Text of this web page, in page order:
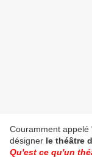
Couramment appelé
désigner le théâtre
Qu'est ce qu'un